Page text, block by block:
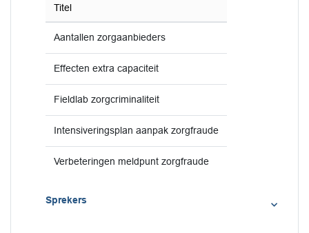
Titel
Aantallen zorgaanbieders
Effecten extra capaciteit
Fieldlab zorgcriminaliteit
Intensiveringsplan aanpak zorgfraude
Verbeteringen meldpunt zorgfraude
Sprekers